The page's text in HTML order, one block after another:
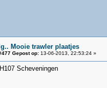
Mooie trawler plaatjes
Gepost op:13-06-2013, 22:53:24 »
Scheveningen